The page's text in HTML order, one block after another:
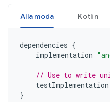
Alla moda Kotlin
dependencies {
implementation
// Use to write
testImplementation
}